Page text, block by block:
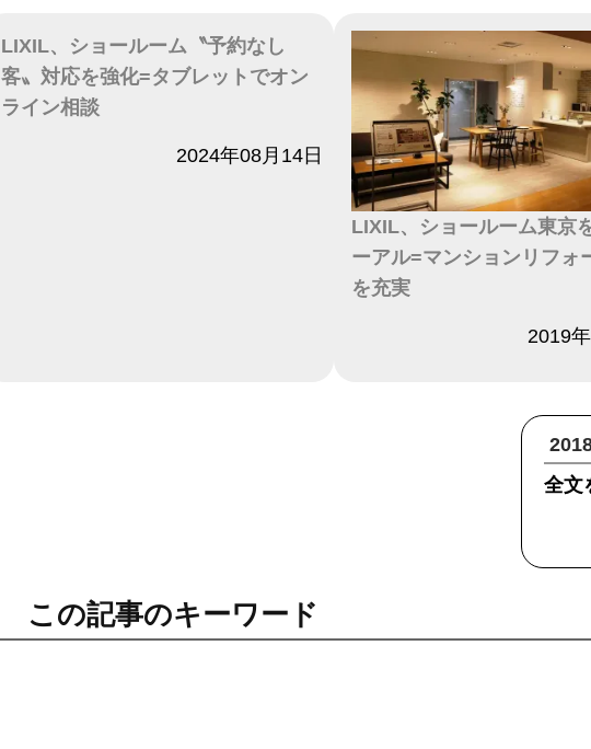
LIXIL、ショールーム〝予約なし
客〟対応を強化=タブレットでオン
ライン相談
2024年08月14日
LIXIL、ショールーム東京
ーアル=マンションリフォ
を充実
2019
全文
この記事のキーワード